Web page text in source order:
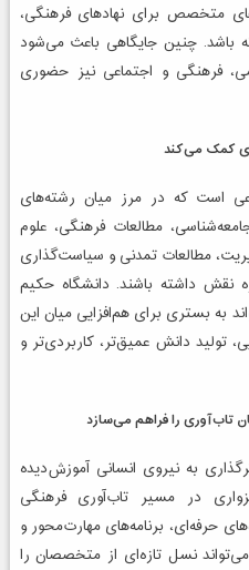
متخصص برای نهادهای فرهنگی،
باشد. چنین جایگاهی باعث می‌شود
فرهنگی و اجتماعی نیز حضوری
است که در مرز میان رشته‌های
مطالعات فرهنگی، علوم
مطالعات تمدنی و سیاست‌گذاری
نقش داشته باشند. دانشگاه حکیم
به بستری برای هم‌افزایی میان این
تولید دانش عمیق‌تر، کاربردی‌تر و
به نیروی انسانی آموزش‌دیده
در مسیر تاب‌آوری فرهنگی
حرفه‌ای، برنامه‌های مهارت‌محور و
نسل تازه‌ای از متخصصان را